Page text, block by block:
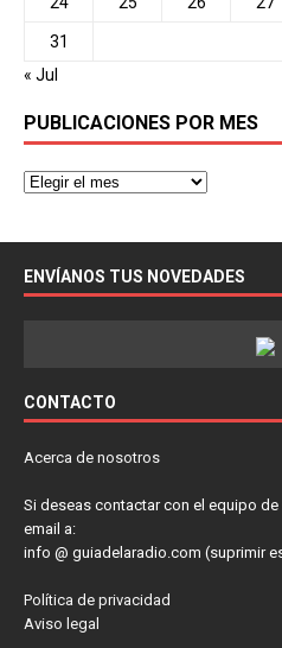
31
« Jul
PUBLICACIONES POR MES
ENVÍANOS TUS NOVEDADES
CONTACTO
Acerca de nosotros
Si deseas contactar con el equipo de
email a:
info @ guiadelaradio.com (suprimir
Política de privacidad
Aviso legal